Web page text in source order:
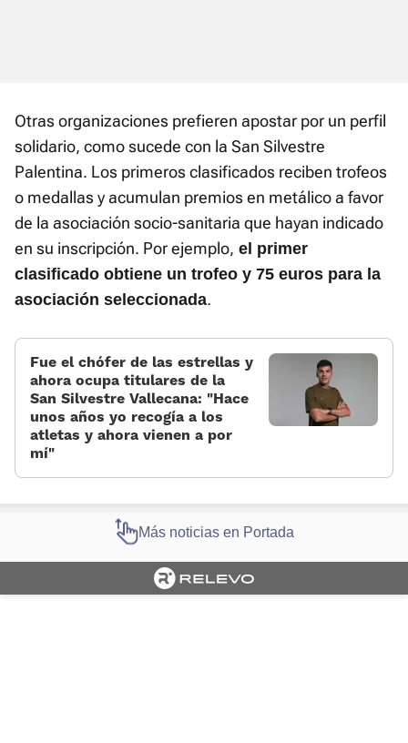
Otras organizaciones prefieren apostar por un perfil
solidario, como sucede con la San Silvestre
Palentina. Los primeros clasificados reciben trofeos
o medallas y acumulan premios en metálico a favor
de la asociación socio-sanitaria que hayan indicado
en su inscripción. Por ejemplo, el primer
clasificado obtiene un trofeo y 75 euros para la
asociación seleccionada.
Fue el chófer de las estrellas y
ahora ocupa titulares de la
San Silvestre Vallecana: «Hace
unos años yo recogía a los
atletas y ahora vienen a por
mí»
Más noticias en Portada